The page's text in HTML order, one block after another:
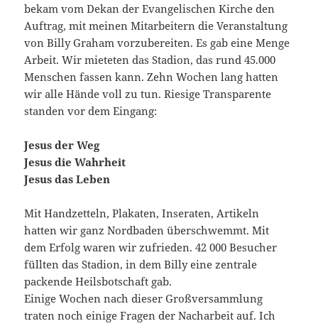
bekam vom Dekan der Evangelischen Kirche den
Auftrag, mit meinen Mitarbeitern die Veranstaltung
von Billy Graham vorzubereiten. Es gab eine Menge
Arbeit. Wir mieteten das Stadion, das rund 45.000
Menschen fassen kann. Zehn Wochen lang hatten
wir alle Hände voll zu tun. Riesige Transparente
standen vor dem Eingang:
Jesus der Weg
Jesus die Wahrheit
Jesus das Leben
Mit Handzetteln, Plakaten, Inseraten, Artikeln
hatten wir ganz Nordbaden überschwemmt. Mit
dem Erfolg waren wir zufrieden. 42 000 Besucher
füllten das Stadion, in dem Billy eine zentrale
packende Heilsbotschaft gab.
Einige Wochen nach dieser Großversammlung
traten noch einige Fragen der Nacharbeit auf. Ich